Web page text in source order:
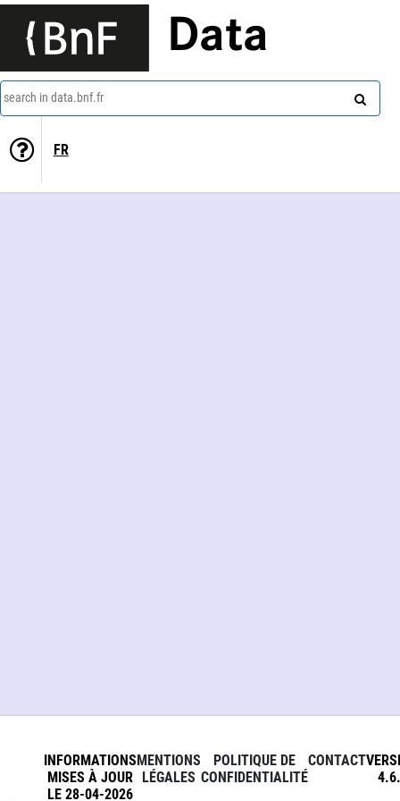
Data
search in data.bnf.fr
FR
INFORMATIONS
MISES À JOUR
LE 28-04-2026
MENTIONS
LÉGALES
POLITIQUE DE
CONFIDENTIALITÉ
CONTACT